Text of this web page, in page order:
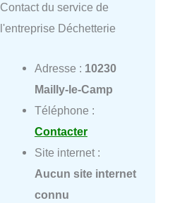
Contact du service de
l'entreprise Déchetterie
Adresse : 10230
Mailly-le-Camp
Téléphone :
Contacter
Site internet :
Aucun site internet
connu